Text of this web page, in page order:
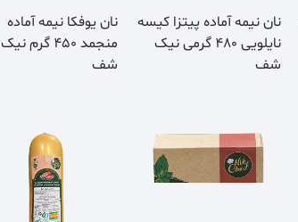
نان نیمه آماده پیتزا کیسه
نایلویی 480 گرمی نیک
شف
نان یوفکا نیمه آماده
منجمد 450 گرم نیک
شف